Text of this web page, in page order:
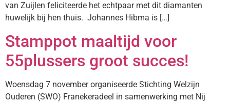
van Zuijlen feliciteerde het echtpaar met dit diamanten
huwelijk bij hen thuis. Johannes Hibma is […]
Stamppot maaltijd voor
55plussers groot succes!
Woensdag 7 november organiseerde Stichting Welzijn
Ouderen (SWO) Franekeradeel in samenwerking met Nij